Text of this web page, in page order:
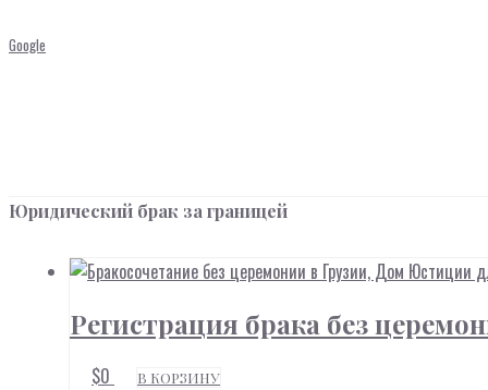
Google
Юридический брак за границей
Регистрация брака без
$0 В КОРЗИНУ